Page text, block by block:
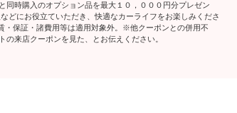
同時購入のオプション品を最大１０，０００円分プレゼン
どにお役立ていただき、快適なカーライフをお楽しみくださ
・保証・諸費用等は適用対象外。※他クーポンとの併用不
来店クーポンを見た、とお伝えください。